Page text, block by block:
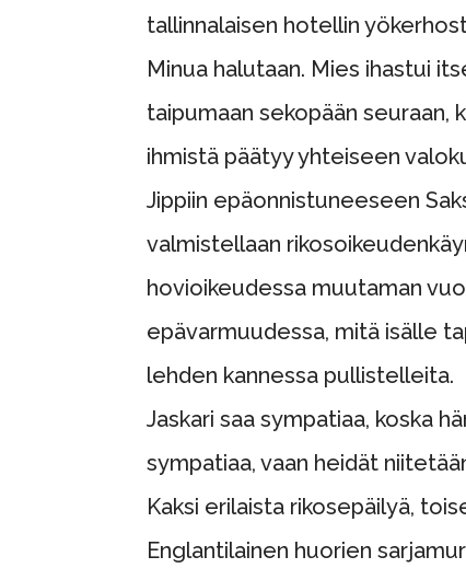
tallinnalaisen hotellin
Minua halutaan. Mies ihastui
taipumaan sekopään seuraan,
ihmistä päätyy yhteiseen
Jippiin epäonnistuneeseen
valmistellaan
hovioikeudessa muutaman
epävarmuudessa, mitä isälle
lehden kannessa pullistelleita.
Jaskari saa sympatiaa, koska
sympatiaa, vaan heidät
Kaksi erilaista rikosepäilyä,
Englantilainen huorien